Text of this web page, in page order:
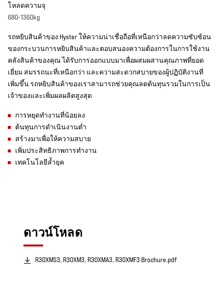
โหลดความจุ
680-1360kg
รถหยิบสินค้าของ Hyster ให้ความน่าเชื่อถือที่เหนือกว่าลดความซับซ้อน
ของกระบวนการหยิบสินค้าและตอบสนองความต้องการในการใช้งาน
คลังสินค้าของคุณ ได้รับการออกแบบมาเพื่อผสมผสานคุณภาพที่ยอด
เยี่ยม สมรรถนะที่เหนือกว่า และความสะดวกสบายของผู้ปฏิบัติงานที่
เพิ่มขึ้น รถหยิบสินค้าของเราสามารถช่วยคุณลดต้นทุนรวมในการเป็น
เจ้าของและเพิ่มผลผลิตสูงสุด
การหยุดทำงานที่น้อยลง
ต้นทุนการดำเนินงานต่ำ
สร้างมาเพื่อให้ความสบาย
เพิ่มประสิทธิภาพการทำงาน
เทคโนโลยีล้ำยุค
ดาวน์โหลด
R30XMS3, R30XM3, R30XMA3, R30XMF3 Brochure.pdf